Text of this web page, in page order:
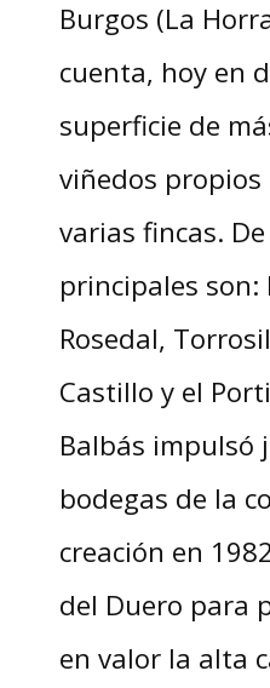
Burgos (La
cuenta, hoy en
superficie de
viñedos
varias fincas.
principales son:
Rosedal,
Castillo y el
Balbás impulsó
bodegas de la
creación en
del Duero para
en valor la alta